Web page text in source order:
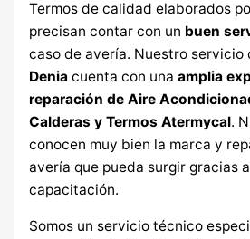
Termos de calidad elaborados
precisan contar con un buen
caso de avería. Nuestro servicio
Deniacuenta con una amplia
reparación de Aire
Calderas y Termos Atermycal.
conocen muy bien la marca y
avería que pueda surgir gracias
capacitación.
Somos un servicio técnico